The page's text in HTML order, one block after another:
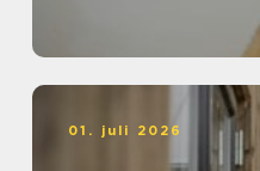
01. juli 2026